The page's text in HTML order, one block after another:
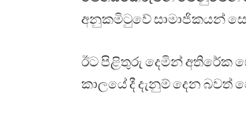
අනුකමිටුවේ සාමාජිකයන්
ඊට පිළිතුරු දෙමින් අතිරේක
කාලයේ දී දැනුම් දෙන